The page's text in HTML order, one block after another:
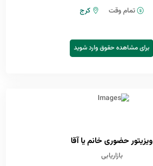
تمام وقت کرج
برای مشاهده حقوق وارد شوید
ویزیتور حضوری خانم یا آقا
بازاریابی